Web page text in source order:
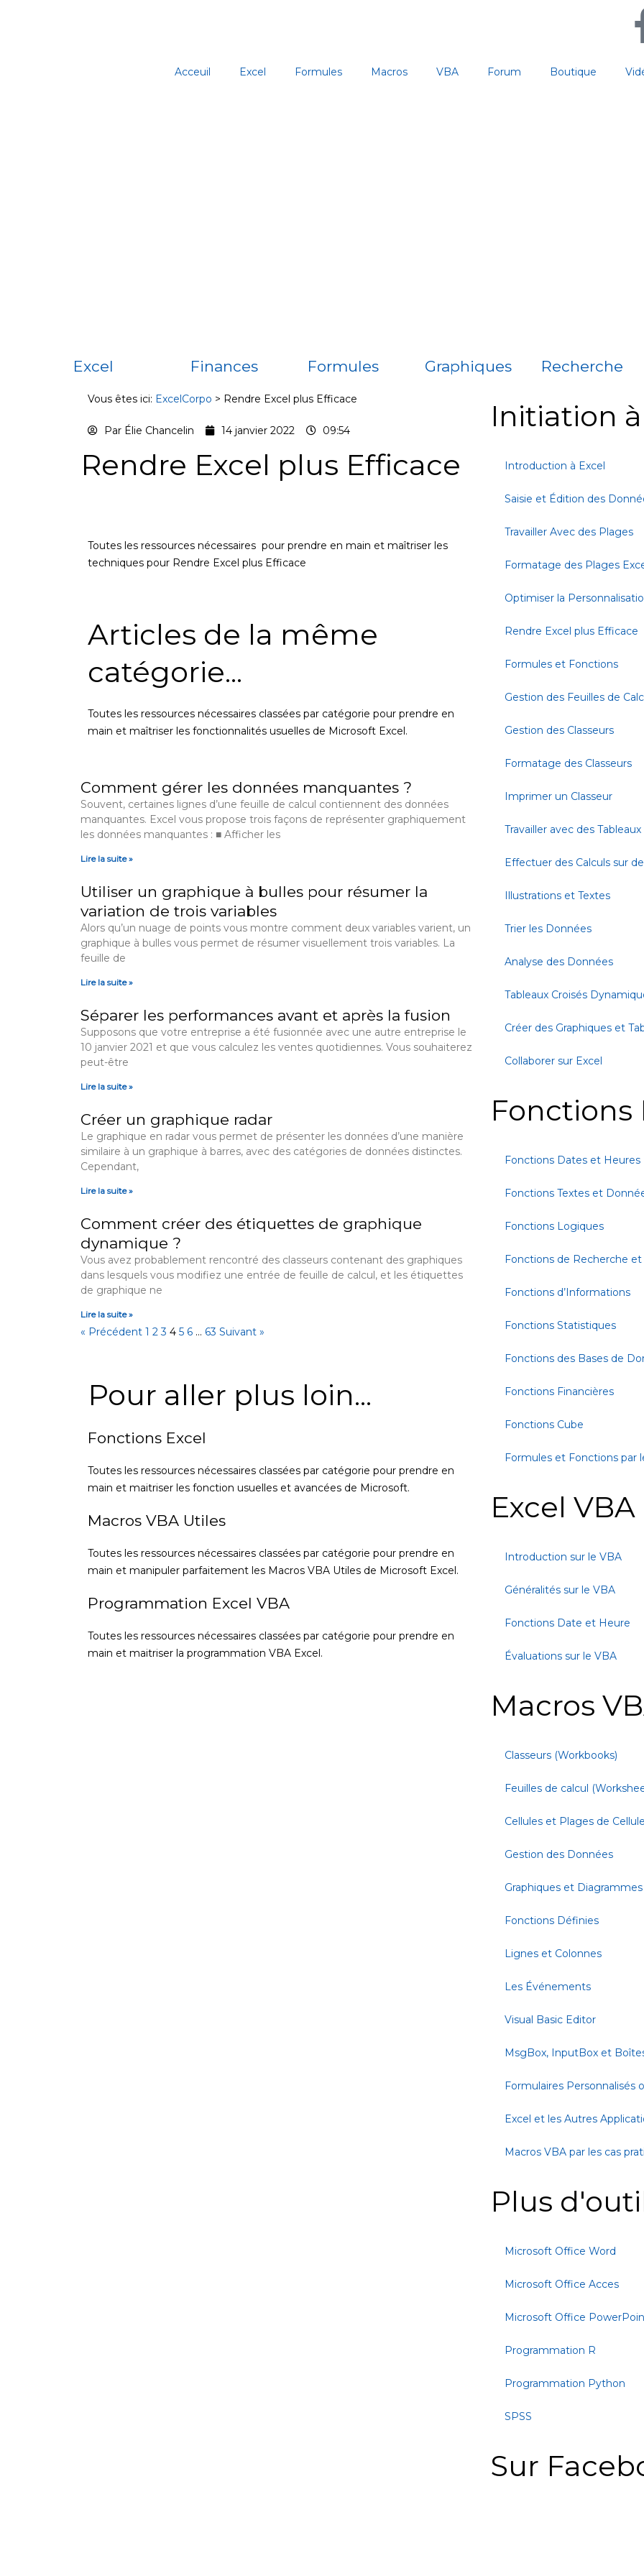
Acceuil Excel Formules Macros VBA Forum Boutique
Excel Finances Formules Graphiques Recherche
Vous êtes ici: ExcelCorpo > Rendre Excel plus Efficace
ParÉlie Chancelin 14 janvier 2022 09:54
Rendre Excel plus Efficace
Toutes les ressources nécessaires pour prendre en main et maîtriser les
techniques pour Rendre Excel plus Efficace
Articles de la même
catégorie...
Toutes les ressources nécessaires classées par catégorie pour prendre en
main et maîtriser les fonctionnalités usuelles de Microsoft Excel.
Comment gérer les données manquantes ?
Souvent, certaines lignes d’une feuille de calcul contiennent des données
manquantes. Excel vous propose trois façons de représenter graphiquement
les données manquantes : ■ Afficher les
Lire la suite »
Utiliser un graphique à bulles pour résumer la
variation de trois variables
Alors qu’un nuage de points vous montre comment deux variables varient, un
graphique à bulles vous permet de résumer visuellement trois variables. La
feuille de
Lire la suite »
Séparer les performances avant et après la fusion
Supposons que votre entreprise a été fusionnée avec une autre entreprise le
10 janvier 2021 et que vous calculez les ventes quotidiennes. Vous souhaiterez
peut-être
Lire la suite »
Créer un graphique radar
Le graphique en radar vous permet de présenter les données d’une manière
similaire à un graphique à barres, avec des catégories de données distinctes.
Cependant,
Lire la suite »
Comment créer des étiquettes de graphique
dynamique ?
Vous avez probablement rencontré des classeurs contenant des graphiques
dans lesquels vous modifiez une entrée de feuille de calcul, et les étiquettes
de graphique ne
Lire la suite »
« Précédent
a
g
e
1
a
g
e
2
a
g
e
3
a
g
e
4
a
g
e
5
a
g
e
6 …
g
e
63 Suivant »
Pour aller plus loin...
Fonctions Excel
Toutes les ressources nécessaires classées par catégorie pour prendre en
main et maitriser les fonction usuelles et avancées de Microsoft.
Macros VBA Utiles
Toutes les ressources nécessaires classées par catégorie pour prendre en
main et manipuler parfaitement les Macros VBA Utiles de Microsoft Excel.
Programmation Excel VBA
Toutes les ressources nécessaires classées par catégorie pour prendre en
main et maitriser la programmation VBA Excel.
Initiation
Introduction à Excel
Saisie et Édition des
Travailler Avec des Plages
Formatage des Plages
Optimiser la
Rendre Excel plus Efficace
Formules et Fonctions
Gestion des Feuilles de
Gestion des Classeurs
Formatage des Classeurs
Imprimer un Classeur
Travailler avec des Tableaux
Effectuer des Calculs sur
Illustrations et Textes
Trier les Données
Analyse des Données
Tableaux Croisés
Créer des Graphiques et
Collaborer sur Excel
Fonctions
Fonctions Dates et Heures
Fonctions Textes et
Fonctions Logiques
Fonctions de Recherche
Fonctions d’Informations
Fonctions Statistiques
Fonctions des Bases de
Fonctions Financières
Fonctions Cube
Formules et Fonctions par
Excel VBA
Introduction sur le VBA
Généralités sur le VBA
Fonctions Date et Heure
Évaluations sur le VBA
Macros
Classeurs (Workbooks)
Feuilles de calcul
Cellules et Plages de
Gestion des Données
Graphiques et Diagrammes
Fonctions Définies
Lignes et Colonnes
Les Événements
Visual Basic Editor
MsgBox, InputBox et
Formulaires Personnalisés
Excel et les Autres
Macros VBA par les cas
Plus
Microsoft Office Word
Microsoft Office Acces
Microsoft Office
Programmation R
Programmation Python
SPSS
Sur